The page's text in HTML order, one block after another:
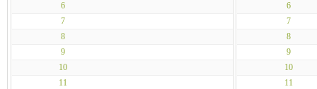
6
7
8
9
10
11
6
7
8
9
10
11